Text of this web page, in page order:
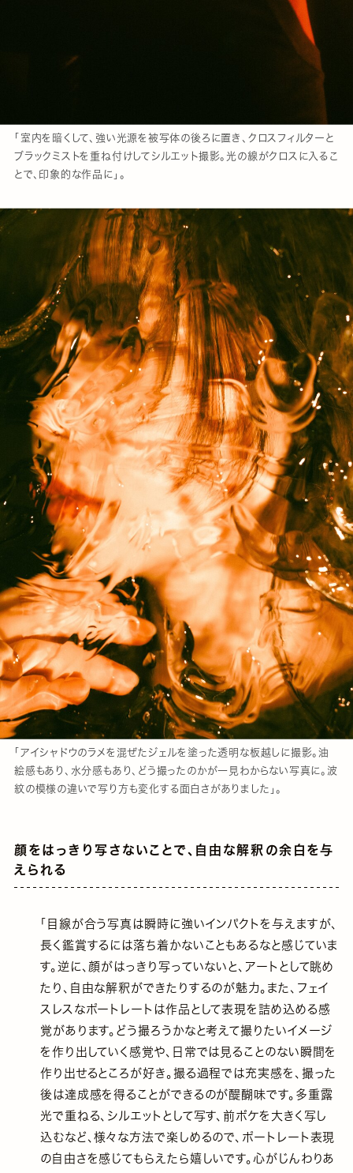
「室内を暗くして、強い光源を被写体の後ろに置き、クロスフィルターと
ブラックミストを重ね付けしてシルエット撮影。光の線がクロスに入るこ
とで、印象的な作品に」。
「アイシャドウのラメを混ぜたジェルを塗った透明な板越しに撮影。油
絵感もあり、水分感もあり、どう撮ったのかが一見わからない写真に。波
紋の模様の違いで写り方も変化する面白さがありました」。
顔をはっきり写さないことで、自由な解釈の余白を与
えられる
「目線が合う写真は瞬時に強いインパクトを与えますが、
長く鑑賞するには落ち着かないこともあるなと感じていま
す。逆に、顔がはっきり写っていないと、アートとして眺め
たり、自由な解釈ができたりするのが魅力。また、フェイ
スレスなポートレートは作品として表現を詰め込める感
覚があります。どう撮ろうかなと考えて撮りたいイメージ
を作り出していく感覚や、日常では見ることのない瞬間を
作り出せるところが好き。撮る過程では充実感を、撮った
後は達成感を得ることができるのが醍醐味です。多重露
光で重ねる、シルエットとして写す、前ボケを大きく写し
込むなど、様々な方法で楽しめるので、ポートレート表現
の自由さを感じてもらえたら嬉しいです。心がじんわりあ